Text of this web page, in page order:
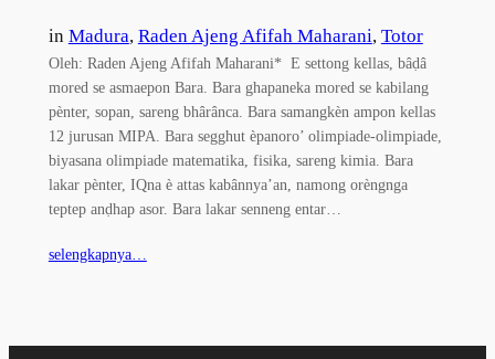
in Madura, Raden Ajeng Afifah Maharani, Totor
Oleh: Raden Ajeng Afifah Maharani* E settong kellas, bâḍâ
mored se asmaepon Bara. Bara ghapaneka mored se kabilang
pènter, sopan, sareng bhârânca. Bara samangkèn ampon kellas
12 jurusan MIPA. Bara segghut èpanoro’ olimpiade-olimpiade,
biyasana olimpiade matematika, fisika, sareng kimia. Bara
lakar pènter, IQna è attas kabânnya’an, namong orèngnga
teptep anḍhap asor. Bara lakar senneng entar…
selengkapnya…